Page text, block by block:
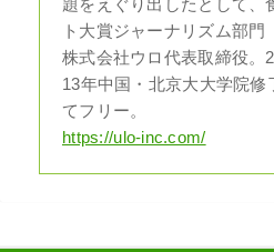
題をえぐり出したとして、
ト大賞ジャーナリズム部門
株式会社ウロ代表取締役。
13年中国・北京大大学院修
てフリー。
https://ulo-inc.com/